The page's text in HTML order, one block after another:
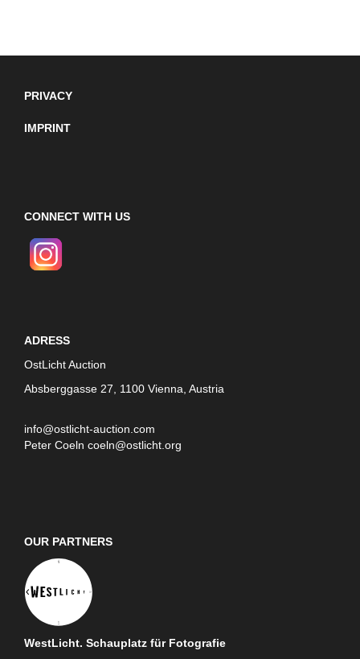
PRIVACY
IMPRINT
CONNECT WITH US
ADRESS
OstLicht Auction
Absberggasse 27, 1100 Vienna, Austria
info@ostlicht-auction.com
Peter Coeln coeln@ostlicht.org
OUR PARTNERS
WestLicht. Schauplatz für Fotografie